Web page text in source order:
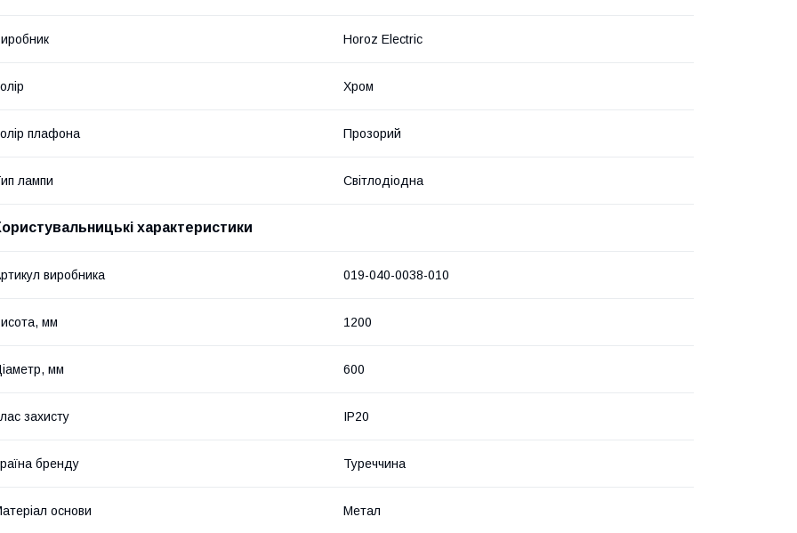
Horoz Electric
Хром
плафона Прозорий
лампи Світлодіодна
характеристики
виробника 019-040-0038-010
мм 1200
мм 600
захисту IP20
бренду Туреччина
основи Метал